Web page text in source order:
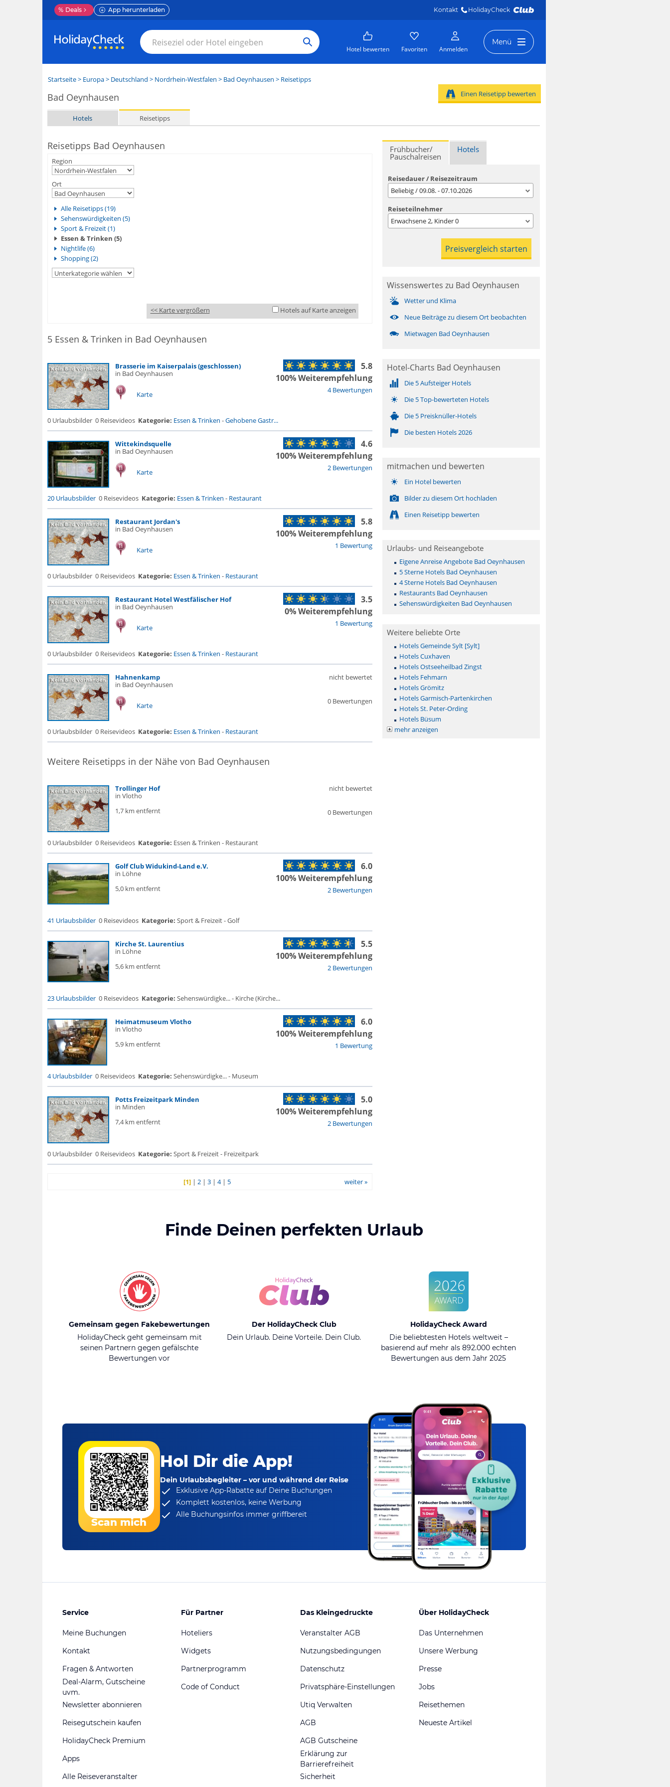
% Deals App herunterladen Kontakt HolidayCheck
Hotel bewerten Favoriten Anmelden
Menü
Startseite> Europa> Deutschland > Nordrhein-Westfalen > Bad Oeynhausen > Reisetipps
Bad Oeynhausen
Hotels Reisetipps
Einen Reisetipp bewerten
Reisetipps Bad Oeynhausen
Region
Ort
Alle Reisetipps (19)
Sehenswürdigkeiten (5)
Sport & Freizeit (1)
Essen & Trinken (5)
Nightlife (6)
Shopping (2)
<< Karte vergrößern Hotels auf Karte anzeigen
5 Essen & Trinken in Bad Oeynhausen
Brasserie im Kaiserpalais (geschlossen)
in Bad Oeynhausen
Karte 4 Bewertungen
5.8
100% Weiterempfehlung
0 Urlaubsbilder 0 Reisevideos Kategorie: Essen & Trinken -Gehobene Gastr...
Wittekindsquelle
in Bad Oeynhausen
Karte 2 Bewertungen
4.6
100% Weiterempfehlung
20 Urlaubsbilder 0 Reisevideos Kategorie: Essen & Trinken - Restaurant
Restaurant Jordan's
in Bad Oeynhausen
Karte 1 Bewertung
5.8
100% Weiterempfehlung
0 Urlaubsbilder 0 Reisevideos Kategorie: Essen & Trinken - Restaurant
Restaurant Hotel Westfälischer Hof
in Bad Oeynhausen
Karte 1 Bewertung
3.5
0% Weiterempfehlung
0 Urlaubsbilder 0 Reisevideos Kategorie: Essen & Trinken - Restaurant
Hahnenkamp
in Bad Oeynhausen
Karte 0 Bewertungen
nicht bewertet
0 Urlaubsbilder 0 Reisevideos Kategorie: Essen & Trinken - Restaurant
Weitere Reisetipps in der Nähe von Bad Oeynhausen
Trollinger Hof
in Vlotho
1,7 km entfernt
0 Bewertungen
nicht bewertet
0 Urlaubsbilder 0 Reisevideos Kategorie: Essen & Trinken - Restaurant
Golf Club Widukind-Land e.V.
in Löhne
5,0 km entfernt
2 Bewertungen
6.0
100% Weiterempfehlung
41 Urlaubsbilder 0 Reisevideos Kategorie: Sport & Freizeit - Golf
Kirche St. Laurentius
in Löhne
5,6 km entfernt
2 Bewertungen
5.5
100% Weiterempfehlung
23 Urlaubsbilder 0 Reisevideos Kategorie: Sehenswürdigke... - Kirche (Kirche...
Heimatmuseum Vlotho
in Vlotho
5,9 km entfernt
1 Bewertung
6.0
100% Weiterempfehlung
4 Urlaubsbilder 0 Reisevideos Kategorie: Sehenswürdigke... - Museum
Potts Freizeitpark Minden
in Minden
7,4 km entfernt
2 Bewertungen
5.0
100% Weiterempfehlung
0 Urlaubsbilder 0 Reisevideos Kategorie: Sport & Freizeit - Freizeitpark
[1]| 2| 3| 4| 5 weiter »
Frühbucher/
Pauschalreisen
Hotels
Reisedauer / Reisezeitraum
Beliebig / 09.08. - 07.10.2026
Reiseteilnehmer
Erwachsene2, Kinder0
Wissenswertes zu Bad Oeynhausen
Wetter und Klima
Neue Beiträge zu diesem Ort beobachten
Mietwagen Bad Oeynhausen
Hotel-Charts Bad Oeynhausen
Die 5 Aufsteiger Hotels
Die 5 Top-bewerteten Hotels
Die 5 Preisknüller-Hotels
Die besten Hotels 2026
mitmachen und bewerten
Ein Hotel bewerten
Bilder zu diesem Ort hochladen
Einen Reisetipp bewerten
Urlaubs- und Reiseangebote
Eigene Anreise Angebote Bad Oeynhausen
5 Sterne Hotels Bad Oeynhausen
4 Sterne Hotels Bad Oeynhausen
Restaurants Bad Oeynhausen
Sehenswürdigkeiten Bad Oeynhausen
Weitere beliebte Orte
Hotels Gemeinde Sylt [Sylt]
Hotels Cuxhaven
Hotels Ostseeheilbad Zingst
Hotels Fehmarn
Hotels Grömitz
Hotels Garmisch-Partenkirchen
Hotels St. Peter-Ording
Hotels Büsum
mehr anzeigen
Finde Deinen perfekten Urlaub
Gemeinsam gegen Fakebewertungen
HolidayCheck geht gemeinsam mit
seinen Partnern gegen gefälschte
Bewertungen vor
Der HolidayCheck Club
Dein Urlaub. Deine Vorteile. Dein Club.
HolidayCheck Award
Die beliebtesten Hotels weltweit –
basierend auf mehr als 892.000 echten
Bewertungen aus dem Jahr 2025
Scan mich
Hol Dir die App!
Dein Urlaubsbegleiter – vor und während der Reise
Exklusive App-Rabatteauf Deine Buchungen
Komplett kostenlos, keine Werbung
Alle Buchungsinfos immer griffbereit
Service
Meine Buchungen
Kontakt
Fragen & Antworten
Deal-Alarm, Gutscheine
uvm.
Newsletter abonnieren
Reisegutschein kaufen
HolidayCheck Premium
Apps
Alle Reiseveranstalter
Für Partner
Hoteliers
Widgets
Partnerprogramm
Code of Conduct
Das Kleingedruckte
Veranstalter AGB
Nutzungsbedingungen
Datenschutz
Privatsphäre-Einstellungen
Utiq Verwalten
AGB
AGB Gutscheine
Erklärung zur
Barrierefreiheit
Sicherheit
Über HolidayCheck
Das Unternehmen
Unsere Werbung
Presse
Jobs
Reisethemen
Neueste Artikel